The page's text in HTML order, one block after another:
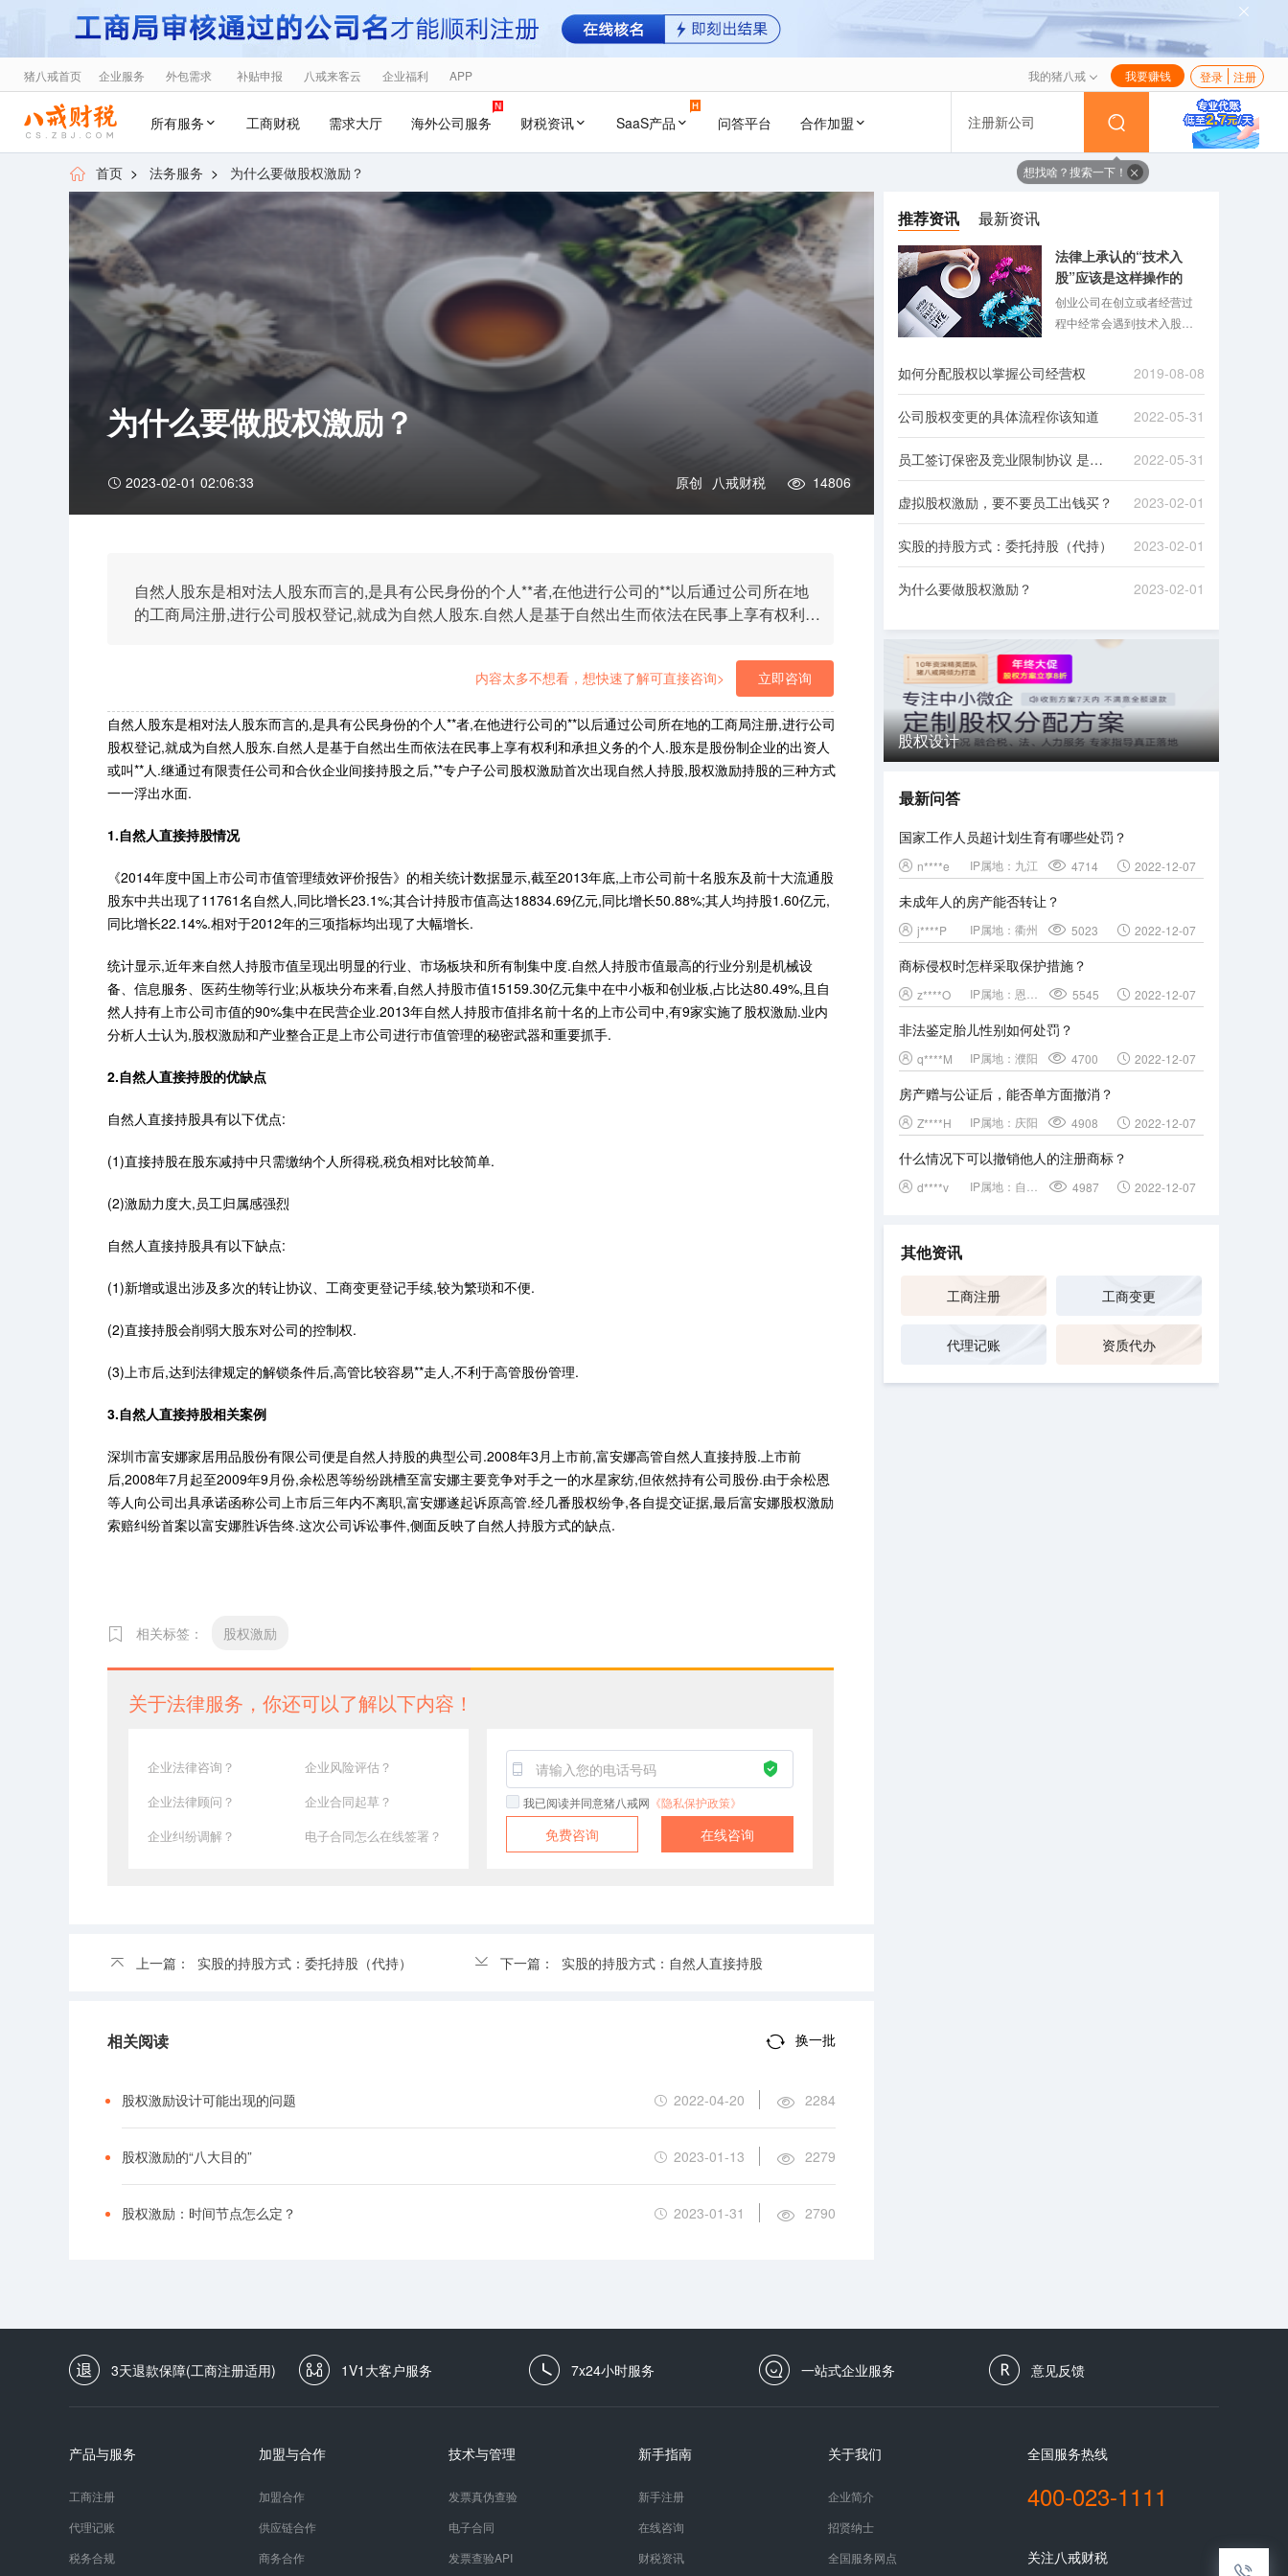
猪八戒首页 企业服务 外包需求 补贴申报 八戒来客云 企业福利 APP 我的猪八戒 我要赚钱 登录 注册
所有服务 工商财税 需求大厅 海外公司服务 财税资讯 SaaS产品 问答平台 合作加盟 注册新公司
想找啥？搜索一下！
首页 > 法务服务 > 为什么要做股权激励？
为什么要做股权激励？
2023-02-01 02:06:33 原创 八戒财税 14806
自然人股东是相对法人股东而言的,是具有公民身份的个人**者,在他进行公司的**以后通过公司所在地
的工商局注册,进行公司股权登记,就成为自然人股东.自然人是基于自然出生而依法在民事上享有权利和
内容太多不想看，想快速了解可直接咨询> 立即咨询
自然人股东是相对法人股东而言的,是具有公民身份的个人**者,在他进行公司的**以后通过公司所在地的工商局注册,进行公司
股权登记,就成为自然人股东.自然人是基于自然出生而依法在民事上享有权利和承担义务的个人.股东是股份制企业的出资人
或叫**人.继通过有限责任公司和合伙企业间接持股之后,**专户子公司股权激励首次出现自然人持股,股权激励持股的三种方式
一一浮出水面.
1.自然人直接持股情况
《2014年度中国上市公司市值管理绩效评价报告》的相关统计数据显示,截至2013年底,上市公司前十名股东及前十大流通股
股东中共出现了11761名自然人,同比增长23.1%;其合计持股市值高达18834.69亿元,同比增长50.88%;其人均持股1.60亿元,
同比增长22.14%.相对于2012年的三项指标均出现了大幅增长.
统计显示,近年来自然人持股市值呈现出明显的行业、市场板块和所有制集中度.自然人持股市值最高的行业分别是机械设
备、信息服务、医药生物等行业;从板块分布来看,自然人持股市值15159.30亿元集中在中小板和创业板,占比达80.49%,且自
然人持有上市公司市值的90%集中在民营企业.2013年自然人持股市值排名前十名的上市公司中,有9家实施了股权激励.业内
分析人士认为,股权激励和产业整合正是上市公司进行市值管理的秘密武器和重要抓手.
2.自然人直接持股的优缺点
自然人直接持股具有以下优点:
(1)直接持股在股东减持中只需缴纳个人所得税,税负相对比较简单.
(2)激励力度大,员工归属感强烈
自然人直接持股具有以下缺点:
(1)新增或退出涉及多次的转让协议、工商变更登记手续,较为繁琐和不便.
(2)直接持股会削弱大股东对公司的控制权.
(3)上市后,达到法律规定的解锁条件后,高管比较容易**走人,不利于高管股份管理.
3.自然人直接持股相关案例
深圳市富安娜家居用品股份有限公司便是自然人持股的典型公司.2008年3月上市前,富安娜高管自然人直接持股.上市前
后,2008年7月起至2009年9月份,余松恩等纷纷跳槽至富安娜主要竞争对手之一的水星家纺,但依然持有公司股份.由于余松恩
等人向公司出具承诺函称公司上市后三年内不离职,富安娜遂起诉原高管.经几番股权纷争,各自提交证据,最后富安娜股权激励
索赔纠纷首案以富安娜胜诉告终.这次公司诉讼事件,侧面反映了自然人持股方式的缺点.
相关标签： 股权激励
关于法律服务，你还可以了解以下内容！
企业法律咨询？
企业风险评估？
企业法律顾问？
企业合同起草？
企业纠纷调解？
电子合同怎么在线签署？
我已阅读并同意猪八戒网 《隐私保护政策》
免费咨询 在线咨询
上一篇： 实股的持股方式：委托持股（代持） 下一篇： 实股的持股方式：自然人直接持股
相关阅读 换一批
股权激励设计可能出现的问题 2022-04-20 2284
股权激励的“八大目的” 2023-01-13 2279
股权激励：时间节点怎么定？ 2023-01-31 2790
推荐资讯 最新资讯
法律上承认的“技术入
股”应该是这样操作的
创业公司在创立或者经营过
程中经常会遇到技术入股的
技术入股而不出资可以么？
技术入股中的技术可以指哪
些技术？劳务、经验、专业
能力、人脉能作为对公司技
戒财税一起来看看吧！
如何分配股权以掌握公司经营权 2019-08-08
公司股权变更的具体流程你该知道 2022-05-31
员工签订保密及竞业限制协议 是否可以约束员工家属 2022-05-31
虚拟股权激励，要不要员工出钱买？ 2023-02-01
实股的持股方式：委托持股（代持） 2023-02-01
为什么要做股权激励？ 2023-02-01
股权设计
最新问答
国家工作人员超计划生育有哪些处罚？
n****e IP属地： 九江 4714 2022-12-07
未成年人的房产能否转让？
j****P IP属地： 衢州 5023 2022-12-07
商标侵权时怎样采取保护措施？
z****O IP属地： 5545 2022-12-07
非法鉴定胎儿性别如何处罚？
q****M IP属地： 濮阳 4700 2022-12-07
房产赠与公证后，能否单方面撤消？
Z****H IP属地： 庆阳 4908 2022-12-07
什么情况下可以撤销他人的注册商标？
d****v IP属地： 4987 2022-12-07
其他资讯
工商注册 工商变更
代理记账 资质代办
3天退款保障(工商注册适用) 1V1大客户服务 7x24小时服务 一站式企业服务 意见反馈
产品与服务
工商注册
代理记账
税务合规
加盟与合作
加盟合作
供应链合作
商务合作
技术与管理
发票真伪查验
电子合同
发票查验API
新手指南
新手注册
在线咨询
财税资讯
关于我们
企业简介
招贤纳士
全国服务网点
全国服务热线
400-023-1111
关注八戒财税